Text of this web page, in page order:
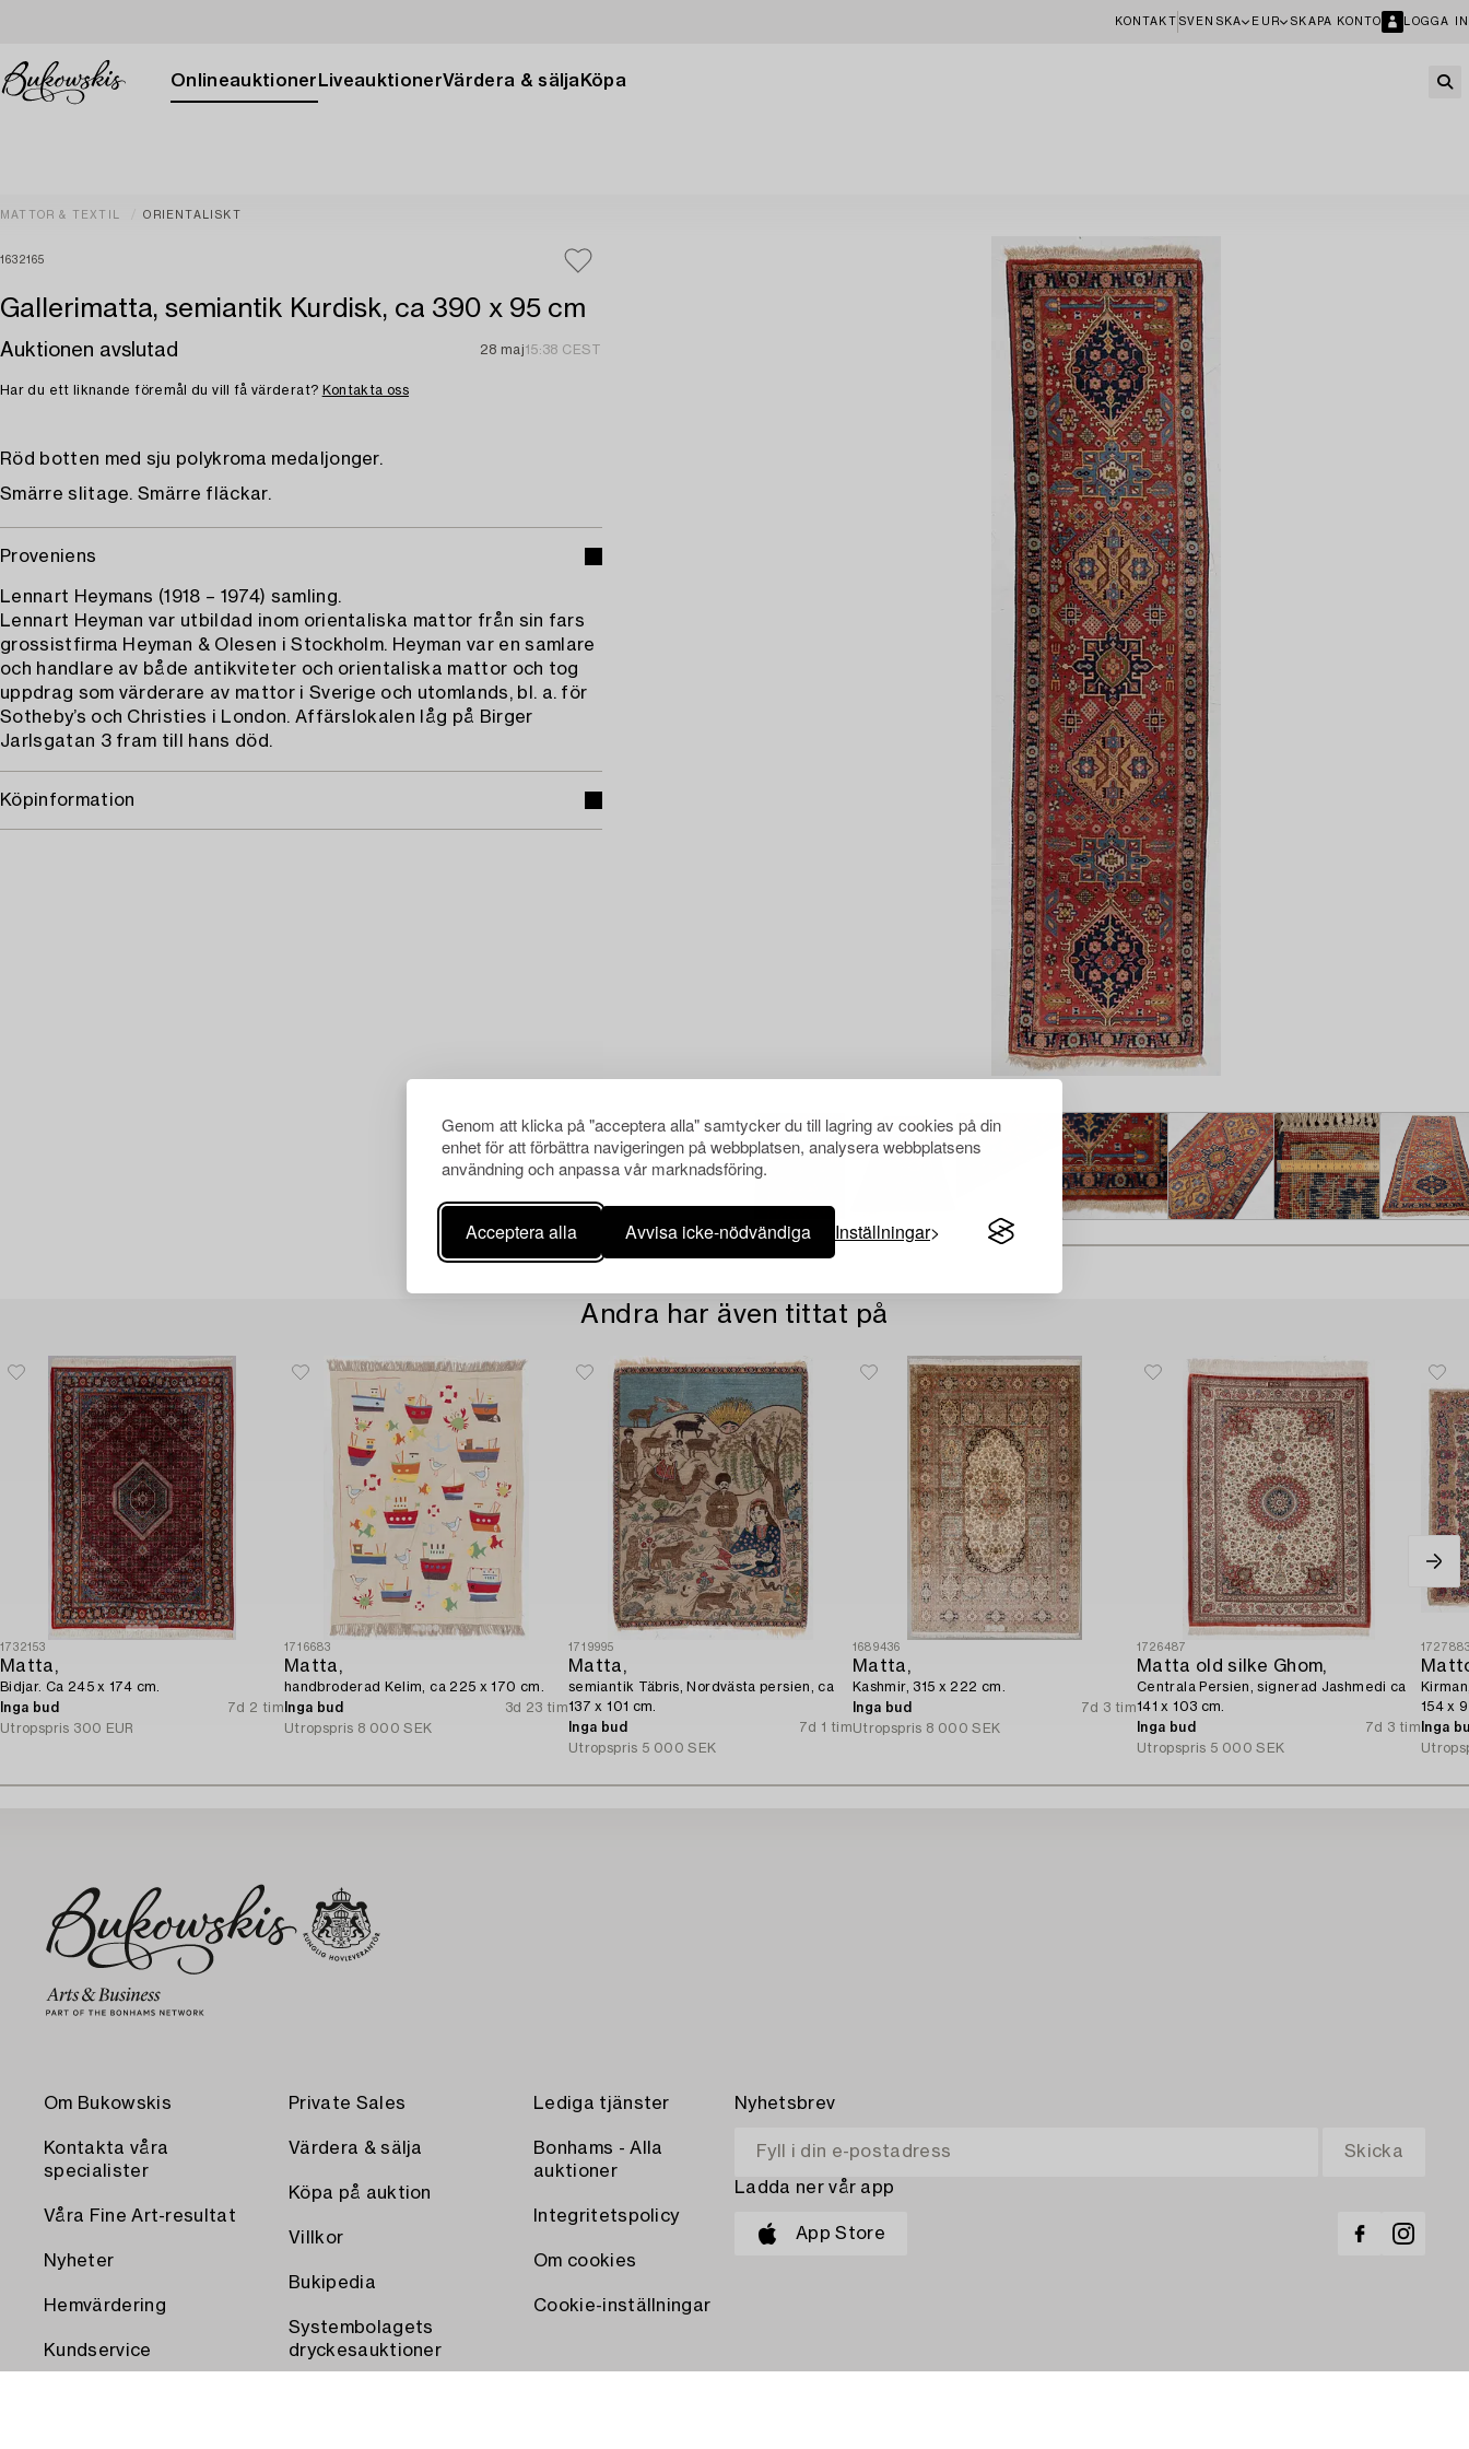
Genom att klicka på "acceptera alla" samtycker du till lagring av cookies på din
enhet för att förbättra navigeringen på webbplatsen, analysera webbplatsens
användning och anpassa vår marknadsföring.
Acceptera alla Avvisa icke-nödvändiga Inställningar
KONTAKT SVENSKA EUR SKAPA KONTO LOGGA IN
Onlineauktioner LiveauktionerVärdera & sälja Köpa
MATTOR & TEXTIL ORIENTALISKT
1632165
Gallerimatta, semiantik Kurdisk, ca 390 x 95 cm
Auktionen avslutad 28 maj15:38 CEST
Har du ett liknande föremål du vill få värderat? Kontakta oss
Röd botten med sju polykroma medaljonger.
Smärre slitage. Smärre fläckar.
Proveniens
Lennart Heymans (1918 – 1974) samling.
Lennart Heyman var utbildad inom orientaliska mattor från sin fars
grossistfirma Heyman & Olesen i Stockholm. Heyman var en samlare
och handlare av både antikviteter och orientaliska mattor och tog
uppdrag som värderare av mattor i Sverige och utomlands, bl. a. för
Sotheby’s och Christies i London. Affärslokalen låg på Birger
Jarlsgatan 3 fram till hans död.
Köpinformation
Andra har även tittat på
1732153
Matta,
Bidjar. Ca 245 x 174 cm.
Inga bud
7d 2 tim
Utropspris 300 EUR
1716683
Matta,
handbroderad Kelim, ca 225 x 170 cm.
Inga bud
3d 23 tim
Utropspris 8 000 SEK
1719995
Matta,
semiantik Täbris, Nordvästa persien, ca
137 x 101 cm.
Inga bud
7d 1 tim
Utropspris 5 000 SEK
1689436
Matta,
Kashmir, 315 x 222 cm.
Inga bud
7d 3 tim
Utropspris 8 000 SEK
1726487
Matta old silke Ghom,
Centrala Persien, signerad Jashmedi ca
141 x 103 cm.
Inga bud
7d 3 tim
Utropspris 5 000 SEK
154 x
Inga
Om Bukowskis
Kontakta våra
specialister
Våra Fine Art-resultat
Nyheter
Hemvärdering
Kundservice
Private Sales
Värdera & sälja
Köpa på auktion
Villkor
Bukipedia
Systembolagets
dryckesauktioner
Lediga tjänster
Bonhams - Alla
auktioner
Integritetspolicy
Om cookies
Cookie-inställningar
Nyhetsbrev
Ladda ner vår app
App Store